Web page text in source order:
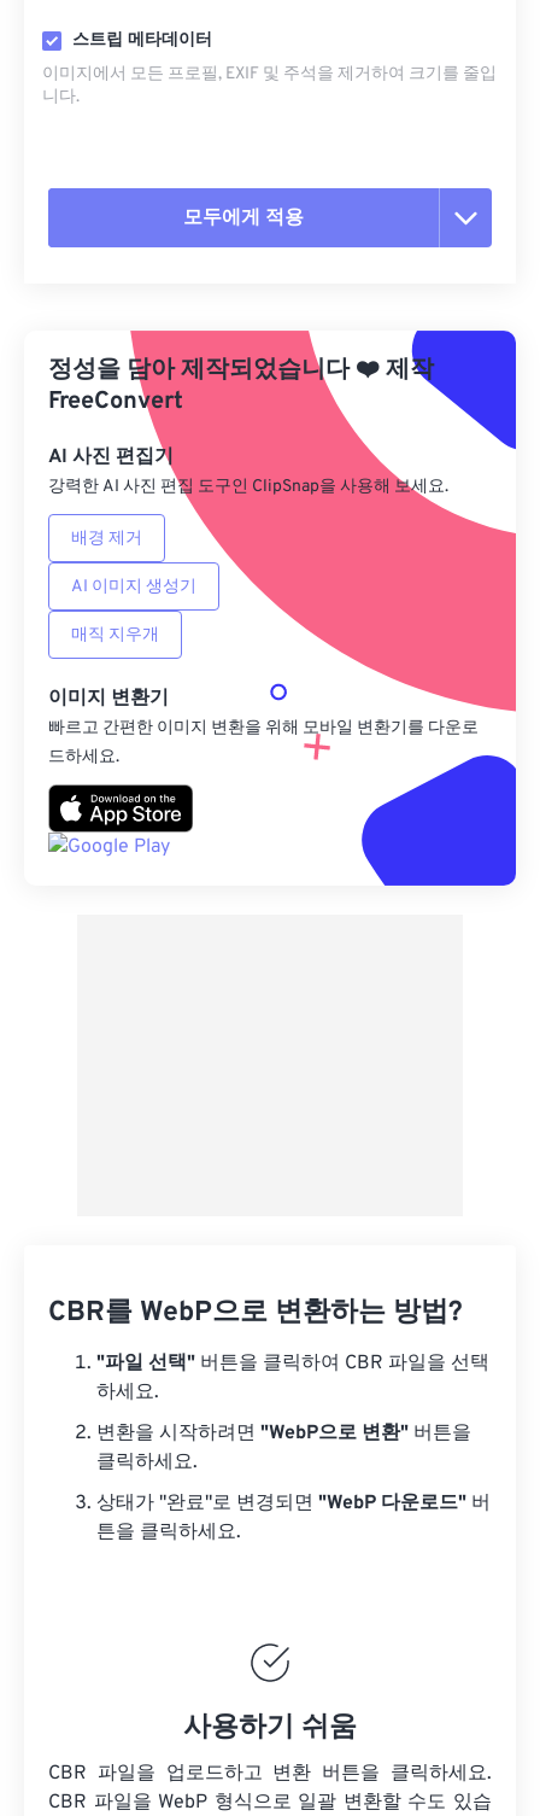
스트립 메타데이터
이미지에서 모든 프로필, EXIF ​​및 주석을 제거하여 크기를 줄입
니다.
모두에게 적용
사전 설정에서 적용
사전 설정으로 저장
정성을 담아 제작되었습니다❤️제작
FreeConvert
AI 사진 편집기
강력한 AI 사진 편집 도구인 ClipSnap을 사용해 보세요.
배경 제거
AI 이미지 생성기
매직 지우개
이미지 변환기
빠르고 간편한 이미지 변환을 위해 모바일 변환기를 다운로
드하세요.
CBR를 WebP으로 변환하는 방법?
"파일 선택" 버튼을 클릭하여 CBR 파일을 선택
하세요.
변환을 시작하려면 "WebP으로 변환" 버튼을
클릭하세요.
상태가 "완료"로 변경되면 "WebP 다운로드" 버
튼을 클릭하세요.
사용하기 쉬움
CBR 파일을 업로드하고 변환 버튼을 클릭하세요.
CBR 파일을 WebP 형식으로 일괄 변환할 수도 있습